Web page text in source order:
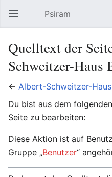
Hauptmenü öffnen Psiram
Quelltext der
Schweitzer-Haus
← Albert-Schweitzer-
Du bist aus dem
Seite zu bearbeiten:
Diese Aktion ist auf
Gruppe „Benutzer“